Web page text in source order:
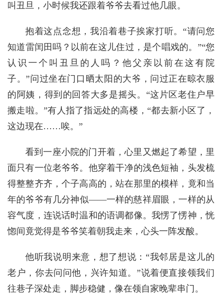
叫丑旦，小时候我还跟着爷爷去看过他几眼。
抱着这点念想，我沿着巷子挨家打听。“请问您
知道雷闰田吗？以前在这儿住过，是个唱戏的。”“您
认识一个叫丑旦的人吗？他父亲以前在这有院
子。”问过坐在门口晒太阳的大爷，问过正在晾衣服
的阿姨，得到的回答大多是摇头。“这片区老住户早
搬走啦。”有人指了指远处的高楼，“都去新小区了，
这边现在……唉。”
看到一座小院的门开着，心里又燃起了希望，里
面只有一位老爷爷。他穿着干净的浅色短袖，头发梳
得整整齐齐，个子高高的，站在那里的模样，竟和当
年的爷爷有几分神似——一样的慈祥眉眼，一样的从
容气度，连说话时温和的语调都像。我愣了愣神，恍
惚间竟觉得是爷爷笑着朝我走来，心头一阵发酸。
他听我说明来意，想了想说：“我邻居是这儿的
老户，你去问问他，兴许知道。”说着便直接领我们
往巷子深处走，脚步稳健，像在领自家晚辈串门。